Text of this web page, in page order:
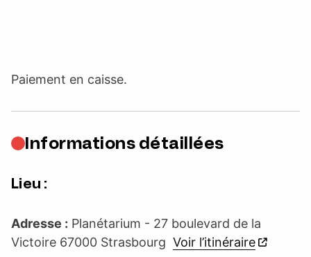
Paiement en caisse.
Informations détaillées
Lieu :
Adresse : Planétarium - 27 boulevard de la
Victoire 67000 Strasbourg Voir l’itinéraire